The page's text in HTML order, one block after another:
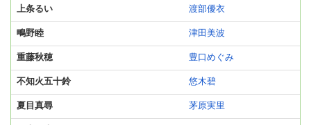
上条るい 渡部優衣
鴫野睦 津田美波
重藤秋穂 豊口めぐみ
不知火五十鈴 悠木碧
夏目真尋 茅原実里